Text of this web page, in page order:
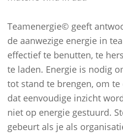
Teamenergie© geeft
de aanwezige energie in
effectief te benutten, te
te laden. Energie is nodig
tot stand te brengen, om te
dat eenvoudige inzicht
niet op energie gestuurd.
gebeurt als je als